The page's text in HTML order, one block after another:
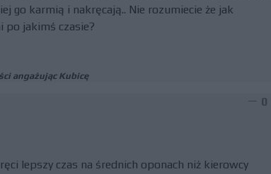
go karmią i nakręcają.. Nie rozumiecie że jak
po jakimś czasie?
angażując Kubicę
0
lepszy czas na średnich oponach niż kierowcy